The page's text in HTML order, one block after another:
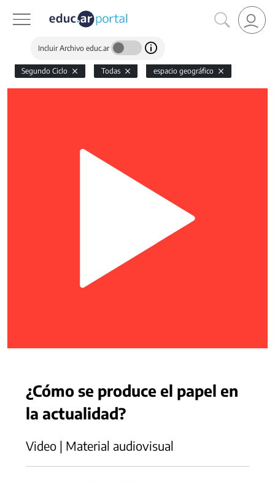
Incluir Archivo educ.ar
Segundo Ciclo Todas espacio geográfico
¿Cómo se produce el papel en
la actualidad?
Video | Material audiovisual